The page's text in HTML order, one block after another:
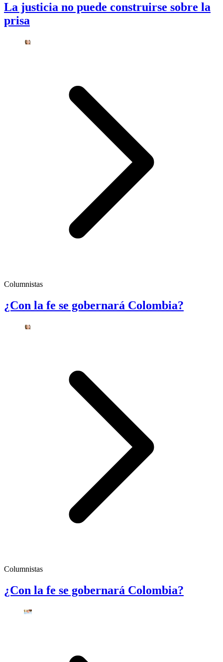
La justicia no puede construirse sobre la
prisa
Columnistas
¿Con la fe se gobernará Colombia?
Columnistas
¿Con la fe se gobernará Colombia?